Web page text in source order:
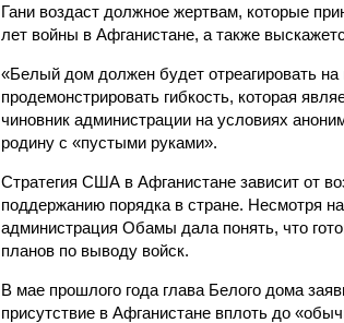
Гани воздаст должное жертвам, которые
лет войны в Афганистане, а также
«Белый дом должен будет отреагировать на
продемонстрировать гибкость, которая
чиновник администрации на условиях
родину с «пустыми руками».
Стратегия США в Афганистане зависит от
поддержанию порядка в стране. Несмотря
администрация Обамы дала понять, что
планов по выводу войск.
В мае прошлого года глава Белого дома
присутствие в Афганистане вплоть до